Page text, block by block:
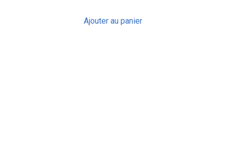
Ajouter au panier